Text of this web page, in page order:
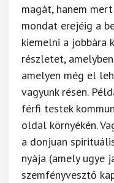
magát, hanem
mondat erejéig a
kiemelni a jobbára
részletet,
amelyen még el
vagyunk résen.
férfi testek
oldal környékén.
a donjuan
nyája (amely ugye
szemfényvesztő